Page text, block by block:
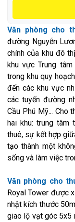
Văn phòng cho
đường Nguyễn
chính của khu đô
khu vực Trung
trong khu quy
đến các khu vực
các tuyến đường
Cầu Phú Mỹ... Cho
hai khu: trung tâm
thuê, sự kết hợp
tạo thành một
sống và làm việc
Văn phòng cho
Royal Tower được
nhật kích thước
giao lộ vạt góc 5x5